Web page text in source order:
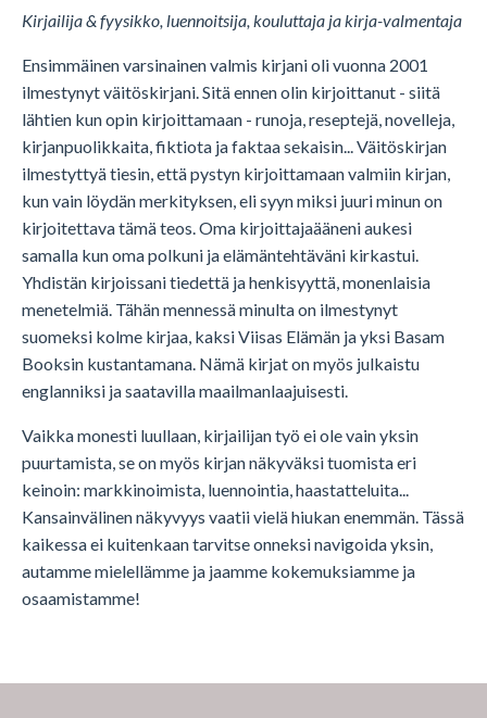
Kirjailija & fyysikko, luennoitsija, kouluttaja ja kirja-valmentaja
Ensimmäinen varsinainen valmis kirjani oli vuonna 2001
ilmestynyt väitöskirjani. Sitä ennen olin kirjoittanut - siitä
lähtien kun opin kirjoittamaan - runoja, reseptejä, novelleja,
kirjanpuolikkaita, fiktiota ja faktaa sekaisin... Väitöskirjan
ilmestyttyä tiesin, että pystyn kirjoittamaan valmiin kirjan,
kun vain löydän merkityksen, eli syyn miksi juuri minun on
kirjoitettava tämä teos. Oma kirjoittajaääneni aukesi
samalla kun oma polkuni ja elämäntehtäväni kirkastui.
Yhdistän kirjoissani tiedettä ja henkisyyttä, monenlaisia
menetelmiä. Tähän mennessä minulta on ilmestynyt
suomeksi kolme kirjaa, kaksi Viisas Elämän ja yksi Basam
Booksin kustantamana. Nämä kirjat on myös julkaistu
englanniksi ja saatavilla maailmanlaajuisesti.
Vaikka monesti luullaan, kirjailijan työ ei ole vain yksin
puurtamista, se on myös kirjan näkyväksi tuomista eri
keinoin: markkinoimista, luennointia, haastatteluita...
Kansainvälinen näkyvyys vaatii vielä hiukan enemmän. Tässä
kaikessa ei kuitenkaan tarvitse onneksi navigoida yksin,
autamme mielellämme ja jaamme kokemuksiamme ja
osaamistamme!